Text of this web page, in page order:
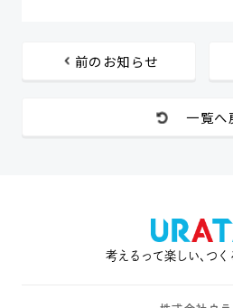
前のお知らせ
一覧へ
考えるって楽しい､つく